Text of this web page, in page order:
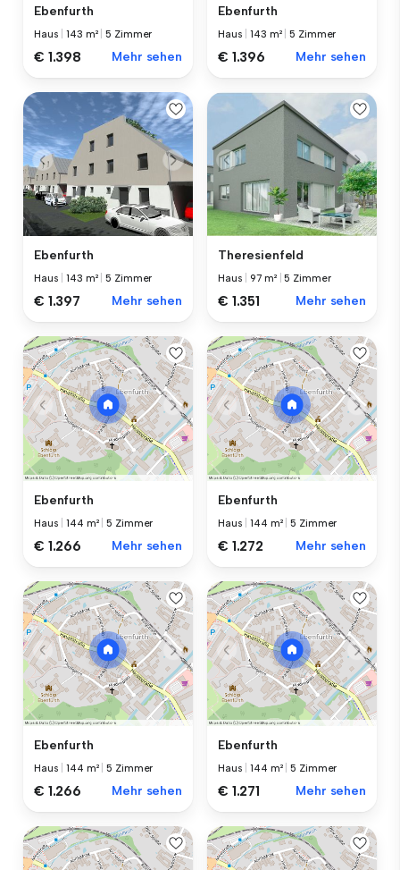
Ebenfurth
Haus |143 m² |5 Zimmer
€ 1.398 Mehr sehen
Ebenfurth
Haus |143 m² |5 Zimmer
€ 1.396 Mehr sehen
Ebenfurth
Haus |143 m² |5 Zimmer
€ 1.397 Mehr sehen
Theresienfeld
Haus |97 m² |5 Zimmer
€ 1.351 Mehr sehen
Ebenfurth
Haus |144 m² |5 Zimmer
€ 1.266 Mehr sehen
Ebenfurth
Haus |144 m² |5 Zimmer
€ 1.272 Mehr sehen
Ebenfurth
Haus |144 m² |5 Zimmer
€ 1.266 Mehr sehen
Ebenfurth
Haus |144 m² |5 Zimmer
€ 1.271 Mehr sehen